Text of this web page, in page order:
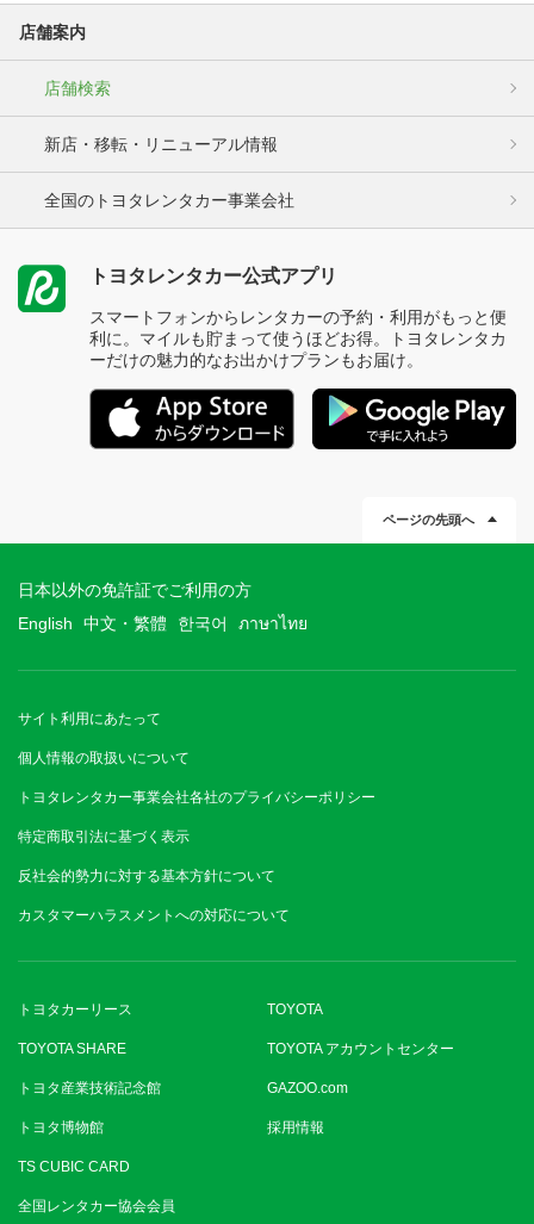
店舗案内
店舗検索
新店・移転・リニューアル情報
全国のトヨタレンタカー事業会社
トヨタレンタカー公式アプリ
スマートフォンからレンタカーの予約・利用がもっと便
利に。マイルも貯まって使うほどお得。トヨタレンタカ
ーだけの魅力的なお出かけプランもお届け。
ページの先頭へ
日本以外の免許証でご利用の方
English
中文・繁體 한국어 ภาษาไทย
サイト利用にあたって
個人情報の取扱いについて
トヨタレンタカー事業会社各社のプライバシーポリシー
特定商取引法に基づく表示
反社会的勢力に対する基本方針について
カスタマーハラスメントへの対応について
トヨタカーリース TOYOTA
TOYOTA SHARE TOYOTA アカウントセンター
トヨタ産業技術記念館 GAZOO.com
トヨタ博物館 採用情報
TS CUBIC CARD
全国レンタカー協会会員